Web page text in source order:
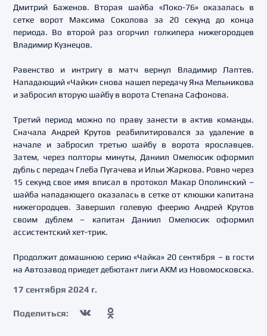
Дмитрий Баженов. Вторая шайба «Локо-76» оказалась в
сетке ворот Максима Соколова за 20 секунд до конца
периода. Во второй раз огорчил голкипера нижегородцев
Владимир Кузнецов.
Равенство и интригу в матч вернул Владимир Лаптев.
Нападающий «Чайки» снова нашел передачу Яна Мельникова
и забросил вторую шайбу в ворота Степана Сафонова.
Третий период можно по праву занести в актив команды.
Сначала Андрей Крутов реабилитировался за удаление в
начале и забросил третью шайбу в ворота ярославцев.
Затем, через полторы минуты, Даниил Омелюсик оформил
дубль с передач Глеба Пугачева и Ильи Жаркова. Ровно через
15 секунд свое имя вписал в протокол Макар Ополинский –
шайба нападающего оказалась в сетке от клюшки капитана
нижегородцев. Завершил голевую феерию Андрей Крутов
своим дублем – капитан Даниил Омелюсик оформил
ассистентский хет-трик.
Продолжит домашнюю серию «Чайка» 20 сентября – в гости
на Автозавод приедет дебютант лиги АКМ из Новомосковска.
17 сентября 2024 г.
Поделиться: